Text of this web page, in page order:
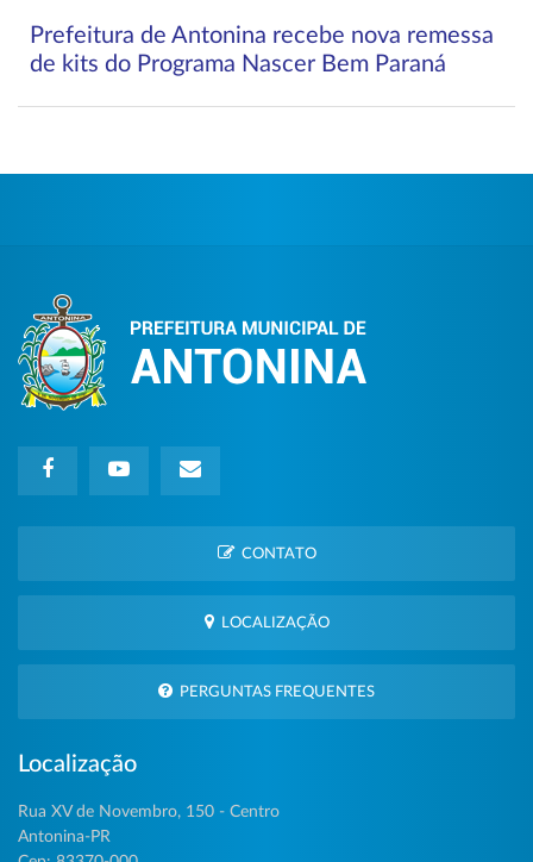
Prefeitura de Antonina recebe nova remessa
de kits do Programa Nascer Bem Paraná
CONTATO
LOCALIZAÇÃO
PERGUNTAS FREQUENTES
Localização
Rua XV de Novembro, 150 - Centro
Antonina-PR